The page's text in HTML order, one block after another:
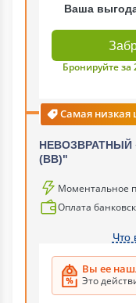
Ваша
Бронируйте
Самая низкая
НЕВОЗВРАТНЫЙ
(ВВ)"
Моментальное
Оплата
Что
Вы ее
Это